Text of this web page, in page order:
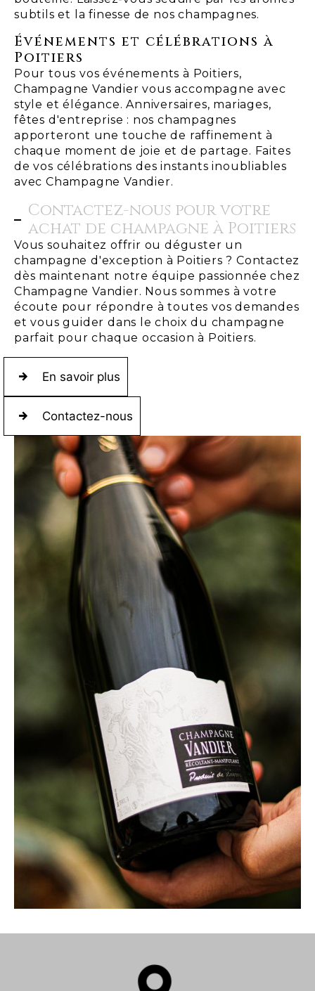
subtils et la finesse de nos champagnes.
Événements et célébrations à
Poitiers
Pour tous vos événements à Poitiers,
Champagne Vandier vous accompagne avec
style et élégance. Anniversaires, mariages,
fêtes d'entreprise : nos champagnes
apporteront une touche de raffinement à
chaque moment de joie et de partage. Faites
de vos célébrations des instants inoubliables
avec Champagne Vandier.
Contactez-nous pour votre
achat de champagne à Poitiers
Vous souhaitez offrir ou déguster un
champagne d'exception à Poitiers ? Contactez
dès maintenant notre équipe passionnée chez
Champagne Vandier. Nous sommes à votre
écoute pour répondre à toutes vos demandes
et vous guider dans le choix du champagne
parfait pour chaque occasion à Poitiers.
En savoir plus
Contactez-nous